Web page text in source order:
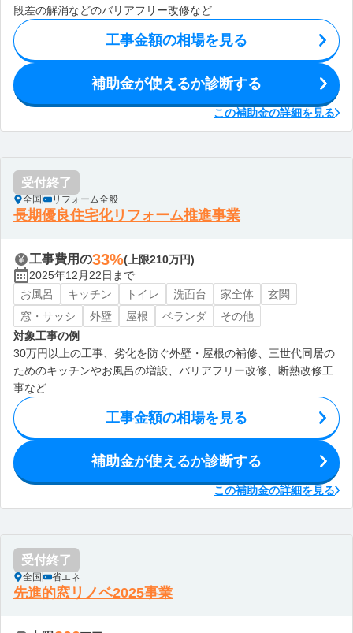
段差の解消などのバリアフリー改修など
工事金額の相場を見る
補助金が使えるか診断する
この補助金の詳細を見る
受付終了
全国 リフォーム全般
長期優良住宅化リフォーム推進事業
工事費用の33%(上限210万円)
2025年12月22日まで
お風呂
キッチン トイレ 洗面台 家全体
玄関
窓・サッシ
外壁 屋根 ベランダ
その他
対象工事の例
30万円以上の工事、劣化を防ぐ外壁・屋根の補修、三世代同居の
ためのキッチンやお風呂の増設、バリアフリー改修、断熱改修工
事など
工事金額の相場を見る
補助金が使えるか診断する
この補助金の詳細を見る
受付終了
全国 省エネ
先進的窓リノベ2025事業